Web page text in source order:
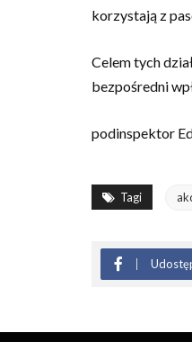
korzystają z
Celem tych
bezpośredni
podinspektor
Tagi